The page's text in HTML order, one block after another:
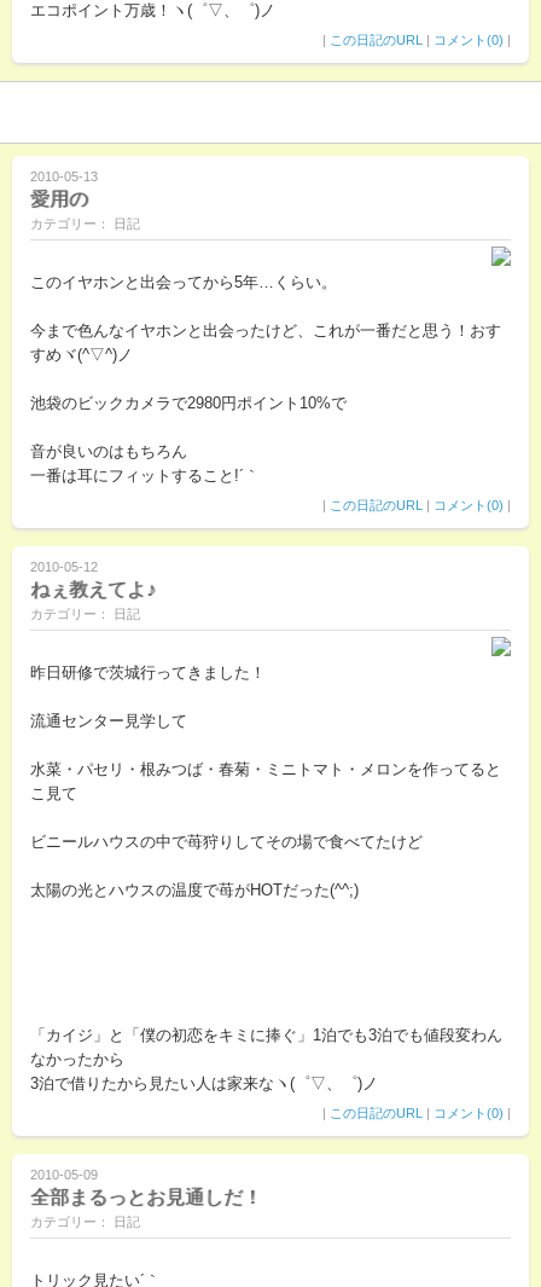
エコポイント万歳！ヽ(゜▽、゜)ノ
| この日記のURL | コメント(0) |
2010-05-13
愛用の
カテゴリー： 日記
このイヤホンと出会ってから5年…くらい。
今まで色んなイヤホンと出会ったけど、これが一番だと思う！おす
すめヾ(^▽^)ノ
池袋のビックカメラで2980円ポイント10%で
音が良いのはもちろん
一番は耳にフィットすること!´｀
| この日記のURL | コメント(0) |
2010-05-12
ねぇ教えてよ♪
カテゴリー： 日記
昨日研修で茨城行ってきました！
流通センター見学して
水菜・パセリ・根みつば・春菊・ミニトマト・メロンを作ってると
こ見て
ビニールハウスの中で苺狩りしてその場で食べてたけど
太陽の光とハウスの温度で苺がHOTだった(^^;)
「カイジ」と「僕の初恋をキミに捧ぐ」1泊でも3泊でも値段変わん
なかったから
3泊で借りたから見たい人は家来なヽ(゜▽、゜)ノ
| この日記のURL | コメント(0) |
2010-05-09
全部まるっとお見通しだ！
カテゴリー： 日記
トリック見たい´｀